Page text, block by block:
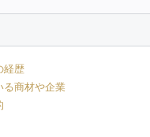
経歴
る商材や企業